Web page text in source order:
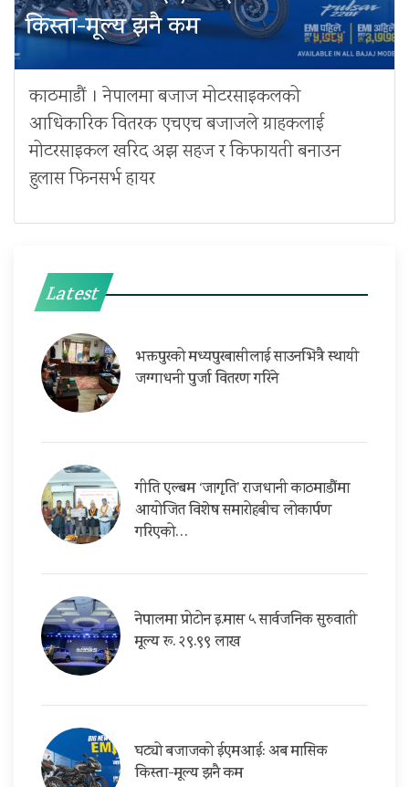
किस्ता-मूल्य झनै कम
काठमाडौं । नेपालमा बजाज मोटरसाइकलको
आधिकारिक वितरक एचएच बजाजले ग्राहकलाई
मोटरसाइकल खरिद अझ सहज र किफायती बनाउन
हुलास फिनसर्भ हायर
Latest
भक्तपुरको मध्यपुरबासीलाई साउनभित्रै स्थायी
जग्गाधनी पुर्जा वितरण गरिने
गीति एल्बम ‘जागृति’ राजधानी काठमाडौंमा
आयोजित विशेष समारोहबीच लोकार्पण
गरिएको…
नेपालमा प्रोटोन इ.मास ५ सार्वजनिक सुरुवाती
मूल्य रू. २९.९९ लाख
घट्यो बजाजको ईएमआई: अब मासिक
किस्ता-मूल्य झनै कम